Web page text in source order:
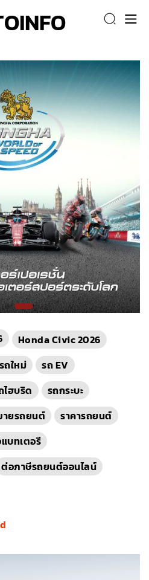
Honda Civic 2026
ถใหม่
รถ EV
ไฮบริด
รถกระบะ
ยรถยนต์
ราคารถยนต์
บทเตอรี
ต่อภาษีรถยนต์ออนไลน์